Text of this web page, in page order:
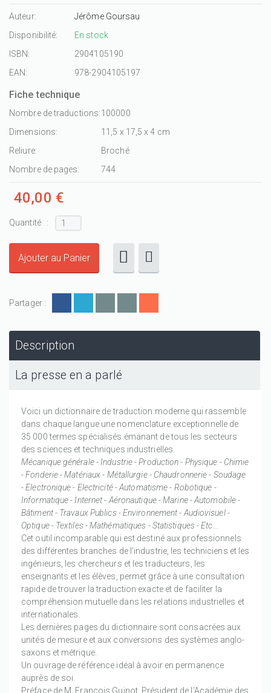
Auteur:
Jérôme Goursau
Disponibilité:
En stock
ISBN:
2904105190
EAN:
978-2904105197
Fiche technique
Nombre de traductions:100000
Dimensions:
11,5 x 17,5 x 4 cm
Reliure:
Broché
Nombre de pages:
744
40,00 €
Quantité :
Partager :
Description
La presse en a parlé
Voici un dictionnaire de traduction moderne qui rassemble
dans chaque langue une nomenclature exceptionnelle de
35 000 termes spécialisés émanant de tous les secteurs
des sciences et techniques industrielles.
Mécanique générale - Industrie - Production - Physique - Chimie
- Fonderie - Matériaux - Métallurgie - Chaudronnerie - Soudage
- Electronique - Electricité - Automatisme - Robotique -
Informatique - Internet - Aéronautique - Marine - Automobile -
Bâtiment - Travaux Publics - Environnement - Audiovisuel -
Optique - Textiles - Mathématiques - Statistiques - Etc...
Cet outil incomparable qui est destiné aux professionnels
des différentes branches de l’industrie, les techniciens et les
ingénieurs, les chercheurs et les traducteurs, les
enseignants et les élèves, permet grâce à une consultation
rapide de trouver la traduction exacte et de faciliter la
compréhension mutuelle dans les relations industrielles et
internationales.
Les dernières pages du dictionnaire sont consacrées aux
unités de mesure et aux conversions des systèmes anglo-
saxons et métrique.
Un ouvrage de référence idéal à avoir en permanence
auprès de soi.
Préface de M. François Guinot, Président de l’Académie des